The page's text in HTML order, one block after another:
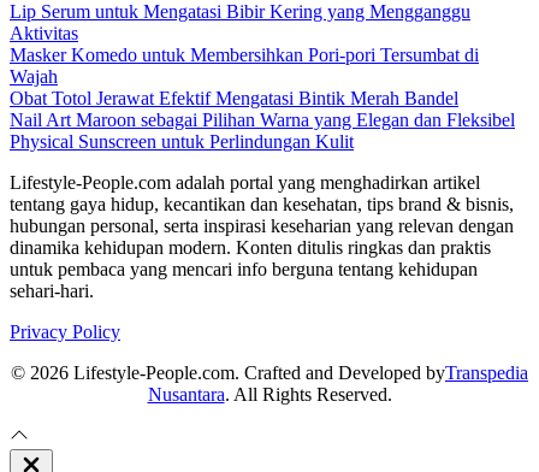
Lip Serum untuk Mengatasi Bibir Kering yang Mengganggu
Aktivitas
Masker Komedo untuk Membersihkan Pori-pori Tersumbat di
Wajah
Obat Totol Jerawat Efektif Mengatasi Bintik Merah Bandel
Nail Art Maroon sebagai Pilihan Warna yang Elegan dan Fleksibel
Physical Sunscreen untuk Perlindungan Kulit
Lifestyle-People.com adalah portal yang menghadirkan artikel
tentang gaya hidup, kecantikan dan kesehatan, tips brand & bisnis,
hubungan personal, serta inspirasi keseharian yang relevan dengan
dinamika kehidupan modern. Konten ditulis ringkas dan praktis
untuk pembaca yang mencari info berguna tentang kehidupan
sehari-hari.
Privacy Policy
© 2026 Lifestyle-People.com. Crafted and Developed byTranspedia
Nusantara. All Rights Reserved.
Close